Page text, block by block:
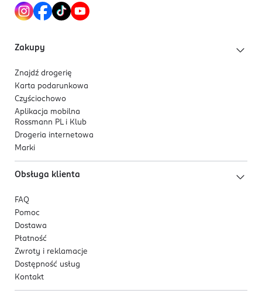
Ultramarines (Ci 77007)].
Zakupy
Znajdź drogerię
Karta podarunkowa
Czyściochowo
Aplikacja mobilna
Rossmann PL i Klub
Drogeria internetowa
Marki
Obsługa klienta
FAQ
Pomoc
Dostawa
Płatność
Zwroty i reklamacje
Dostępność usług
Kontakt